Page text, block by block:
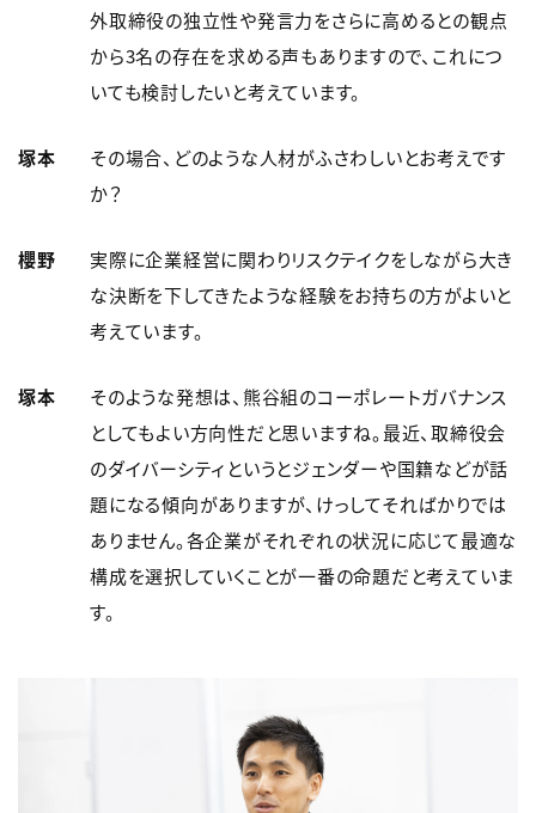
外取締役の独立性や発言力をさらに高めるとの観点
から3名の存在を求める声もありますので、これにつ
いても検討したいと考えています。
塚本
その場合、どのような人材がふさわしいとお考えです
か？
櫻野
実際に企業経営に関わりリスクテイクをしながら大き
な決断を下してきたような経験をお持ちの方がよいと
考えています。
塚本
そのような発想は、熊谷組のコーポレートガバナンス
としてもよい方向性だと思いますね。最近、取締役会
のダイバーシティというとジェンダーや国籍などが話
題になる傾向がありますが、けっしてそればかりでは
ありません。各企業がそれぞれの状況に応じて最適な
構成を選択していくことが一番の命題だと考えていま
す。